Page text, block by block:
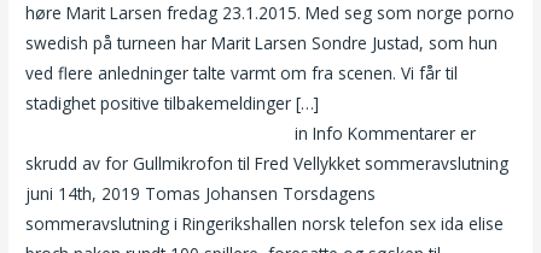
høre Marit Larsen fredag 23.1.2015. Med seg som norge porno
swedish på turneen har Marit Larsen Sondre Justad, som hun
ved flere anledninger talte varmt om fra scenen. Vi får til
stadighet positive tilbakemeldinger […]
in Info Kommentarer er
skrudd av for Gullmikrofon til Fred Vellykket sommeravslutning
juni 14th, 2019 Tomas Johansen Torsdagens
sommeravslutning i Ringerikshallen norsk telefon sex ida elise